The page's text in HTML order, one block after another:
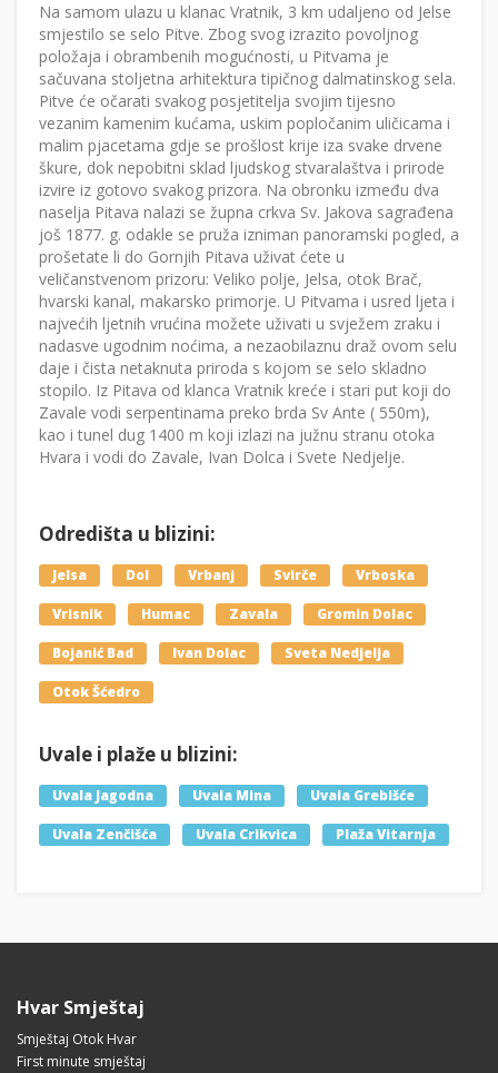
Na samom ulazu u klanac Vratnik, 3 km udaljeno od Jelse
smjestilo se selo Pitve. Zbog svog izrazito povoljnog
položaja i obrambenih mogućnosti, u Pitvama je
sačuvana stoljetna arhitektura tipičnog dalmatinskog sela.
Pitve će očarati svakog posjetitelja svojim tijesno
vezanim kamenim kućama, uskim popločanim uličicama i
malim pjacetama gdje se prošlost krije iza svake drvene
škure, dok nepobitni sklad ljudskog stvaralaštva i prirode
izvire iz gotovo svakog prizora. Na obronku između dva
naselja Pitava nalazi se župna crkva Sv. Jakova sagrađena
još 1877. g. odakle se pruža izniman panoramski pogled, a
prošetate li do Gornjih Pitava uživat ćete u
veličanstvenom prizoru: Veliko polje, Jelsa, otok Brač,
hvarski kanal, makarsko primorje. U Pitvama i usred ljeta i
najvećih ljetnih vrućina možete uživati u svježem zraku i
nadasve ugodnim noćima, a nezaobilaznu draž ovom selu
daje i čista netaknuta priroda s kojom se selo skladno
stopilo. Iz Pitava od klanca Vratnik kreće i stari put koji do
Zavale vodi serpentinama preko brda Sv Ante ( 550m),
kao i tunel dug 1400 m koji izlazi na južnu stranu otoka
Hvara i vodi do Zavale, Ivan Dolca i Svete Nedjelje.
Odredišta u blizini:
Jelsa Dol Vrbanj Svirče Vrboska
Vrisnik Humac Zavala Gromin Dolac
Bojanić Bad Ivan Dolac Sveta Nedjelja
Otok Šćedro
Uvale i plaže u blizini:
Uvala Jagodna Uvala Mina Uvala Grebišće
Uvala Zenčišća Uvala Crikvica Plaža Vitarnja
Hvar Smještaj
Smještaj Otok Hvar
First minute smještaj